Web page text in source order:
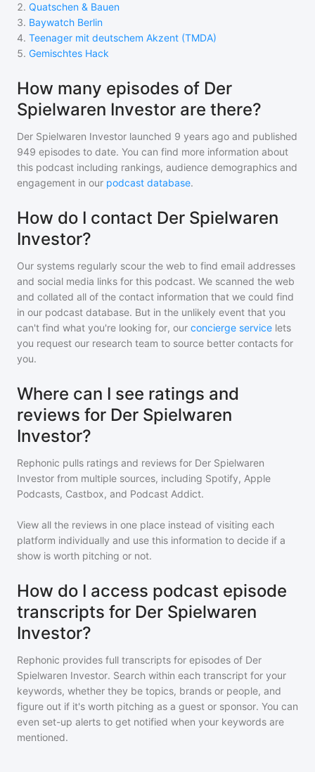
2. Quatschen & Bauen
3. Baywatch Berlin
4. Teenager mit deutschem Akzent (TMDA)
5. Gemischtes Hack
How many episodes of Der
Spielwaren Investor are there?
Der Spielwaren Investor launched 9 years ago and published
949 episodes to date. You can find more information about
this podcast including rankings, audience demographics and
engagement in our podcast database.
How do I contact Der Spielwaren
Investor?
Our systems regularly scour the web to find email addresses
and social media links for this podcast. We scanned the web
and collated all of the contact information that we could find
in our podcast database. But in the unlikely event that you
can't find what you're looking for, our concierge service lets
you request our research team to source better contacts for
you.
Where can I see ratings and
reviews for Der Spielwaren
Investor?
Rephonic pulls ratings and reviews for Der Spielwaren
Investor from multiple sources, including Spotify, Apple
Podcasts, Castbox, and Podcast Addict.
View all the reviews in one place instead of visiting each
platform individually and use this information to decide if a
show is worth pitching or not.
How do I access podcast episode
transcripts for Der Spielwaren
Investor?
Rephonic provides full transcripts for episodes of Der
Spielwaren Investor. Search within each transcript for your
keywords, whether they be topics, brands or people, and
figure out if it's worth pitching as a guest or sponsor. You can
even set-up alerts to get notified when your keywords are
mentioned.